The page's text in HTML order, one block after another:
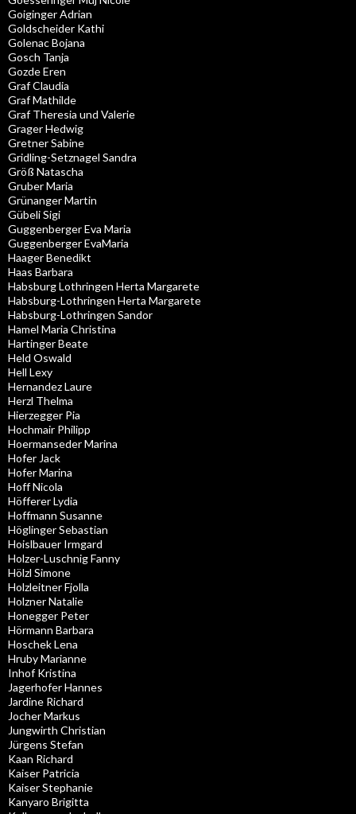
Goiginger Adrian
Goldscheider Kathi
Golenac Bojana
Gosch Tanja
Gozde Eren
Graf Claudia
Graf Mathilde
Graf Theresia und Valerie
Grager Hedwig
Gretner Sabine
Gridling-Setznagel Sandra
Größ Natascha
Gruber Maria
Grünanger Martin
Gübeli Sigi
Guggenberger Eva Maria
Guggenberger EvaMaria
Haager Benedikt
Haas Barbara
Habsburg Lothringen Herta Margarete
Habsburg-Lothringen Herta Margarete
Habsburg-Lothringen Sandor
Hamel Maria Christina
Hartinger Beate
Held Oswald
Hell Lexy
Hernandez Laure
Herzl Thelma
Hierzegger Pia
Hochmair Philipp
Hoermanseder Marina
Hofer Jack
Hofer Marina
Hoff Nicola
Höfferer Lydia
Hoffmann Susanne
Höglinger Sebastian
Hoislbauer Irmgard
Holzer-Luschnig Fanny
Hölzl Simone
Holzleitner Fjolla
Holzner Natalie
Honegger Peter
Hörmann Barbara
Hoschek Lena
Hruby Marianne
Inhof Kristina
Jagerhofer Hannes
Jardine Richard
Jocher Markus
Jungwirth Christian
Jürgens Stefan
Kaan Richard
Kaiser Patricia
Kaiser Stephanie
Kanyaro Brigitta